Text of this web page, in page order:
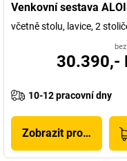
Venkovní sestava
včetně stolu, lavice, 2
30.390,-
10-12 pracovní dny
Zobrazit produkt